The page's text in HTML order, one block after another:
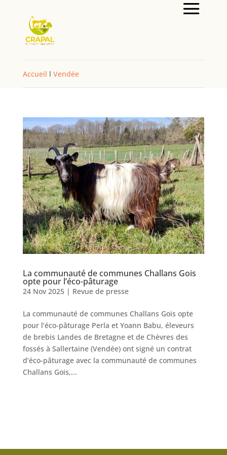
Accueil l Vendée
La communauté de communes Challans Gois
opte pour l’éco-pâturage
24 Nov 2025| Revue de presse
La communauté de communes Challans Gois opte
pour l’éco-pâturage Perla et Yoann Babu, éleveurs
de brebis Landes de Bretagne et de Chèvres des
fossés à Sallertaine (Vendée) ont signé un contrat
d’éco-pâturage avec la communauté de communes
Challans Gois,...